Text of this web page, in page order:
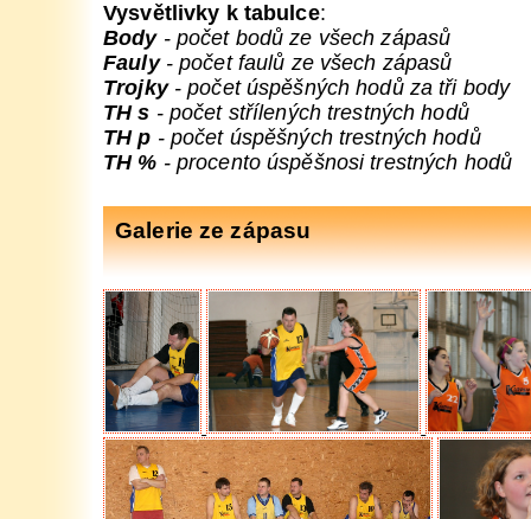
Vysvětlivky k tabulce:
Body- počet bodů ze všech zápasů
Fauly- počet faulů ze všech zápasů
Trojky- počet úspěšných hodů za tři body
TH s - počet střílených trestných hodů
TH p - počet úspěšných trestných hodů
TH % - procento úspěšnosi trestných hodů
Galerie ze zápasu